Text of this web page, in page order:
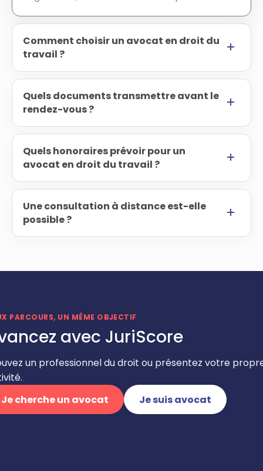
Comment choisir un avocat en droit du
travail ?
Quels documents transmettre avant le
rendez-vous ?
Quels honoraires prévoir pour un
avocat en droit du travail ?
Une consultation à distance est-elle
possible ?
PARCOURS, UN MÊME OBJECTIF
avec JuriScore
un professionnel du droit ou présentez votre
Je cherche un avocat
Je suis avocat